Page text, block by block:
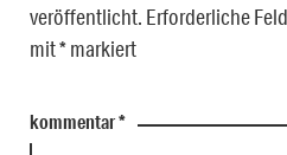
veröffentlicht. Erforderliche
mit*markiert
kommentar*